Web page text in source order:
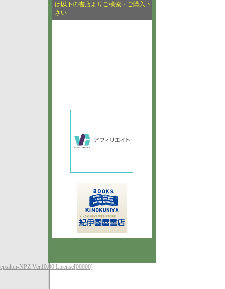
は以下の書店よりご検索・ご購入下
さい
epsilon-NPZ Ver10.00 License[00000]